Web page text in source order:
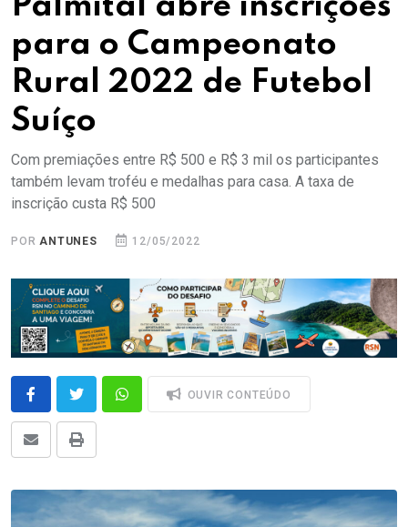
para o Campeonato
Rural 2022 de Futebol
Suíço
Com premiações entre R$ 500 e R$ 3 mil os participantes
também levam troféu e medalhas para casa. A taxa de
inscrição custa R$ 500
PORANTUNES 12/05/2022
OUVIR CONTEÚDO